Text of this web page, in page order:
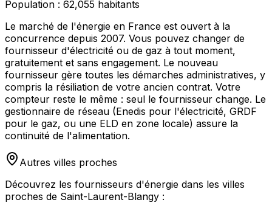
Population : 62,055 habitants
Le marché de l'énergie en France est ouvert à la
concurrence depuis 2007. Vous pouvez changer de
fournisseur d'électricité ou de gaz à tout moment,
gratuitement et sans engagement. Le nouveau
fournisseur gère toutes les démarches administratives, y
compris la résiliation de votre ancien contrat. Votre
compteur reste le même : seul le fournisseur change. Le
gestionnaire de réseau (Enedis pour l'électricité, GRDF
pour le gaz, ou une ELD en zone locale) assure la
continuité de l'alimentation.
Autres villes proches
Découvrez les fournisseurs d'énergie dans les villes
proches de Saint-Laurent-Blangy :